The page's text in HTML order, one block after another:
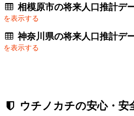
相模原市の将来人口推計デ
を表示する
神奈川県の将来人口推計デ
を表示する
ウチノカチの安心・安